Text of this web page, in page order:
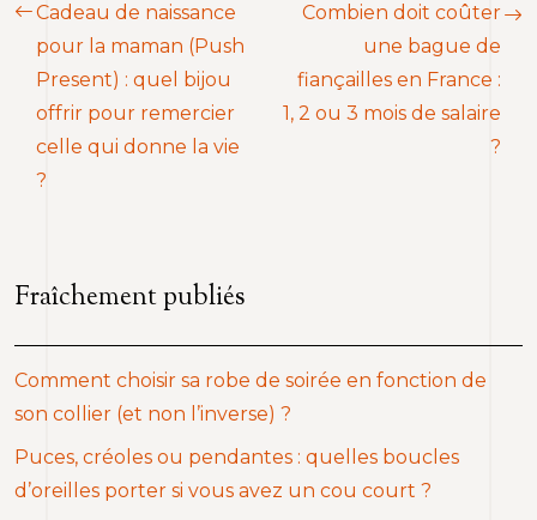
Cadeau de naissance
pour la maman (Push
Present) : quel bijou
offrir pour remercier
celle qui donne la vie
?
Combien doit coûter
une bague de
fiançailles en France :
1, 2 ou 3 mois de salaire
?
Fraîchement publiés
Comment choisir sa robe de soirée en fonction de
son collier (et non l’inverse) ?
Puces, créoles ou pendantes : quelles boucles
d’oreilles porter si vous avez un cou court ?